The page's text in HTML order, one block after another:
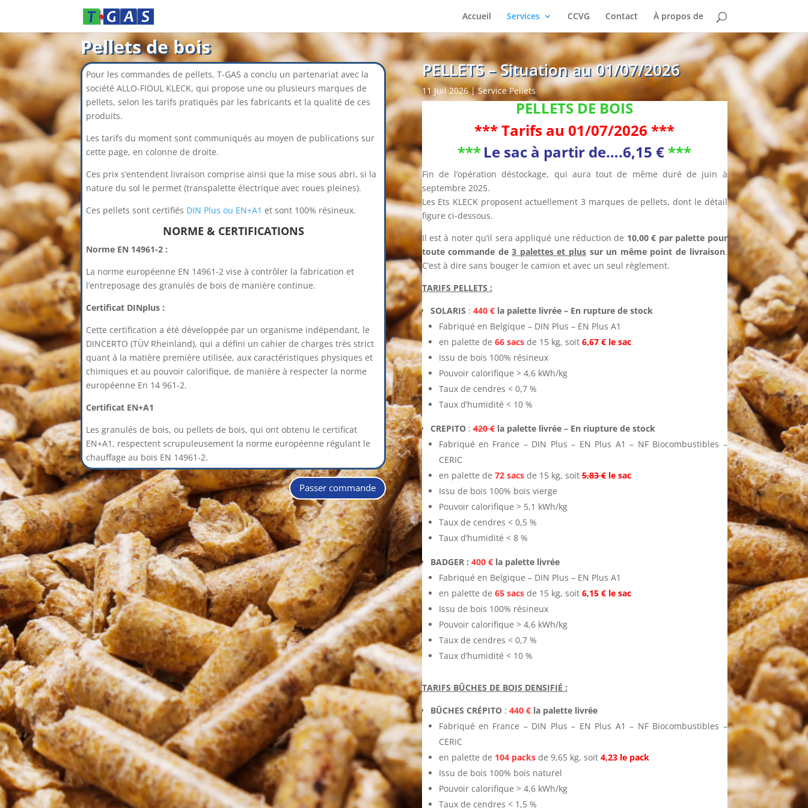
Accueil Services CCVG Contact À propos de
Pellets de bois
Pour les commandes de pellets, T-GAS a conclu un partenariat avec la
société ALLO-FIOUL KLECK, qui propose une ou plusieurs marques de
pellets, selon les tarifs pratiqués par les fabricants et la qualité de ces
produits.
Les tarifs du moment sont communiqués au moyen de publications sur
cette page, en colonne de droite.
Ces prix s’entendent livraison comprise ainsi que la mise sous abri, si la
nature du sol le permet (transpalette électrique avec roues pleines).
Ces pellets sont certifiés DIN Plus ou EN+A1 et sont 100% résineux.
NORME & CERTIFICATIONS
Norme EN 14961-2 :
La norme européenne EN 14961-2 vise à contrôler la fabrication et
l’entreposage des granulés de bois de manière continue.
Certificat DINplus :
Cette certification a été développée par un organisme indépendant, le
DINCERTO (TÜV Rheinland), qui a défini un cahier de charges très strict
quant à la matière première utilisée, aux caractéristiques physiques et
chimiques et au pouvoir calorifique, de manière à respecter la norme
européenne En 14 961-2.
Certificat EN+A1
Les granulés de bois, ou pellets de bois, qui ont obtenu le certificat
EN+A1, respectent scrupuleusement la norme européenne régulant le
chauffage au bois EN 14961-2.
Passer commande
PELLETS – Situation au 01/07/2026
11 Juil 2026|Service Pellets
PELLETS DE BOIS
*** Tarifs au 01/07/2026 ***
***Le sac à partir de….6,15 €***
Fin de l’opération déstockage, qui aura tout de même duré de juin à
septembre 2025.
Les Ets KLECK proposent actuellement 3 marques de pellets, dont le détail
figure ci-dessous.
Il est à noter qu’il sera appliqué une réduction de 10,00 € par palette pour
toute commande de3 palettes et plus sur un même point de livraison.
C’est à dire sans bouger le camion et avec un seul règlement.
TARIFS PELLETS :
SOLARIS : 440 €la palette livrée – En rupture de stock
Fabriqué en Belgique – DIN Plus – EN Plus A1
en palette de 66 sacsde 15 kg, soit 6,67 € le sac
Issu de bois 100% résineux
Pouvoir calorifique > 4,6 kWh/kg
Taux de cendres < 0,7 %
Taux d’humidité < 10 %
CREPITO :420 €la palette livrée– En riupture de stock
Fabriqué en France – DIN Plus – EN Plus A1 – NF Biocombustibles –
CERIC
en palette de 72 sacsde 15 kg, soit5,83 €le sac
Issu de bois 100% bois vierge
Pouvoir calorifique > 5,1 kWh/kg
Taux de cendres < 0,5 %
Taux d’humidité < 8 %
BADGER : 400 €la palette livrée
Fabriqué en Belgique – DIN Plus – EN Plus A1
en palette de 65 sacsde 15 kg, soit 6,15 € le sac
Issu de bois 100% résineux
Pouvoir calorifique > 4,6 kWh/kg
Taux de cendres < 0,7 %
Taux d’humidité < 10 %
TARIFS BÛCHES DE BOIS DENSIFIÉ :
BÛCHES CRÉPITO : 440 €la palette livrée
Fabriqué en France – DIN Plus – EN Plus A1 – NF Biocombustibles –
CERIC
en palette de 104 packsde 9,65 kg, soit 4,23 le pack
Issu de bois 100% bois naturel
Pouvoir calorifique > 4,6 kWh/kg
Taux de cendres < 1,5 %